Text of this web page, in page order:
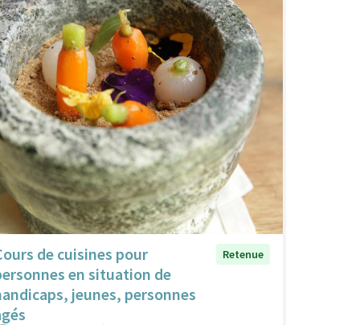
de cuisines pour
en situation de
jeunes, personnes
Retenue